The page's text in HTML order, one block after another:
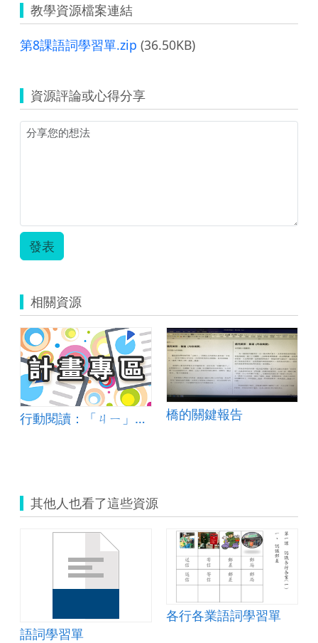
教學資源檔案連結
第8課語詞學習單.zip (36.50KB)
資源評論或心得分享
發表
相關資源
行動閱讀：「ㄐㄧ」不可失~奠定孩子一生學習的基礎~ 橋的關鍵報告
其他人也看了這些資源
語詞學習單
各行各業語詞學習單